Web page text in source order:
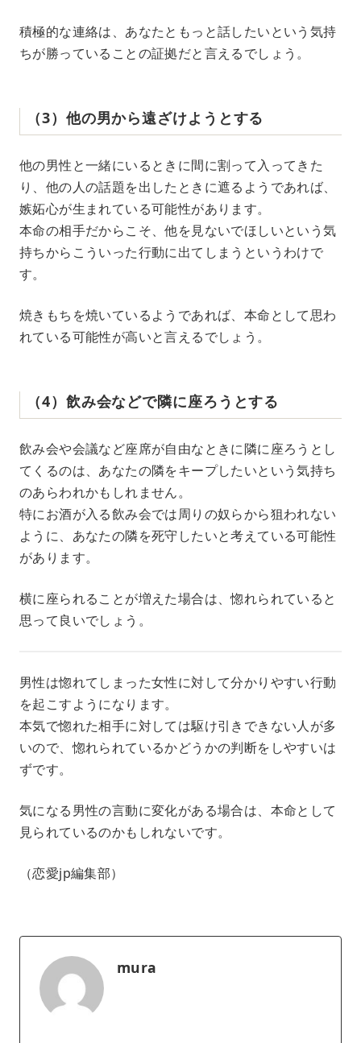
積極的な連絡は、あなたともっと話したいという気持
ちが勝っていることの証拠だと言えるでしょう。
（3）他の男から遠ざけようとする
他の男性と一緒にいるときに間に割って入ってきた
り、他の人の話題を出したときに遮るようであれば、
嫉妬心が生まれている可能性があります。
本命の相手だからこそ、他を見ないでほしいという気
持ちからこういった行動に出てしまうというわけで
す。
焼きもちを焼いているようであれば、本命として思わ
れている可能性が高いと言えるでしょう。
（4）飲み会などで隣に座ろうとする
飲み会や会議など座席が自由なときに隣に座ろうとし
てくるのは、あなたの隣をキープしたいという気持ち
のあらわれかもしれません。
特にお酒が入る飲み会では周りの奴らから狙われない
ように、あなたの隣を死守したいと考えている可能性
があります。
横に座られることが増えた場合は、惚れられていると
思って良いでしょう。
男性は惚れてしまった女性に対して分かりやすい行動
を起こすようになります。
本気で惚れた相手に対しては駆け引きできない人が多
いので、惚れられているかどうかの判断をしやすいは
ずです。
気になる男性の言動に変化がある場合は、本命として
見られているのかもしれないです。
（恋愛jp編集部）
mura